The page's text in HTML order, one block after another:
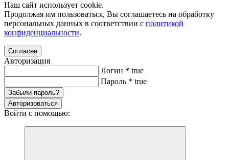
Наш сайт использует cookie.
Продолжая им пользоваться, Вы соглашаетесь на обработку
персональных данных в соответствии с политикой
конфиденциальности.
Согласен
Авторизация
Логин * true
Пароль * true
Забыли пароль?
Авторизоваться
Войти с помощью: